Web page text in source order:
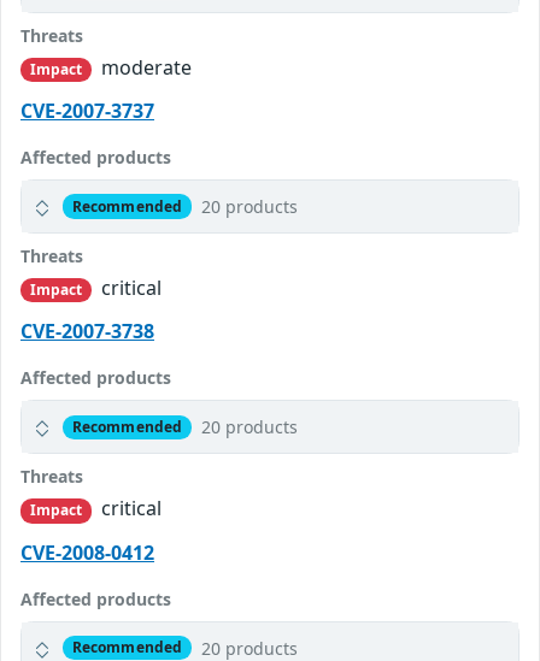
Threats
Impact
moderate
CVE-2007-3737
Affected products
Recommended 20 products
Threats
Impact
critical
CVE-2007-3738
Affected products
Recommended 20 products
Threats
Impact
critical
CVE-2008-0412
Affected products
Recommended 20 products